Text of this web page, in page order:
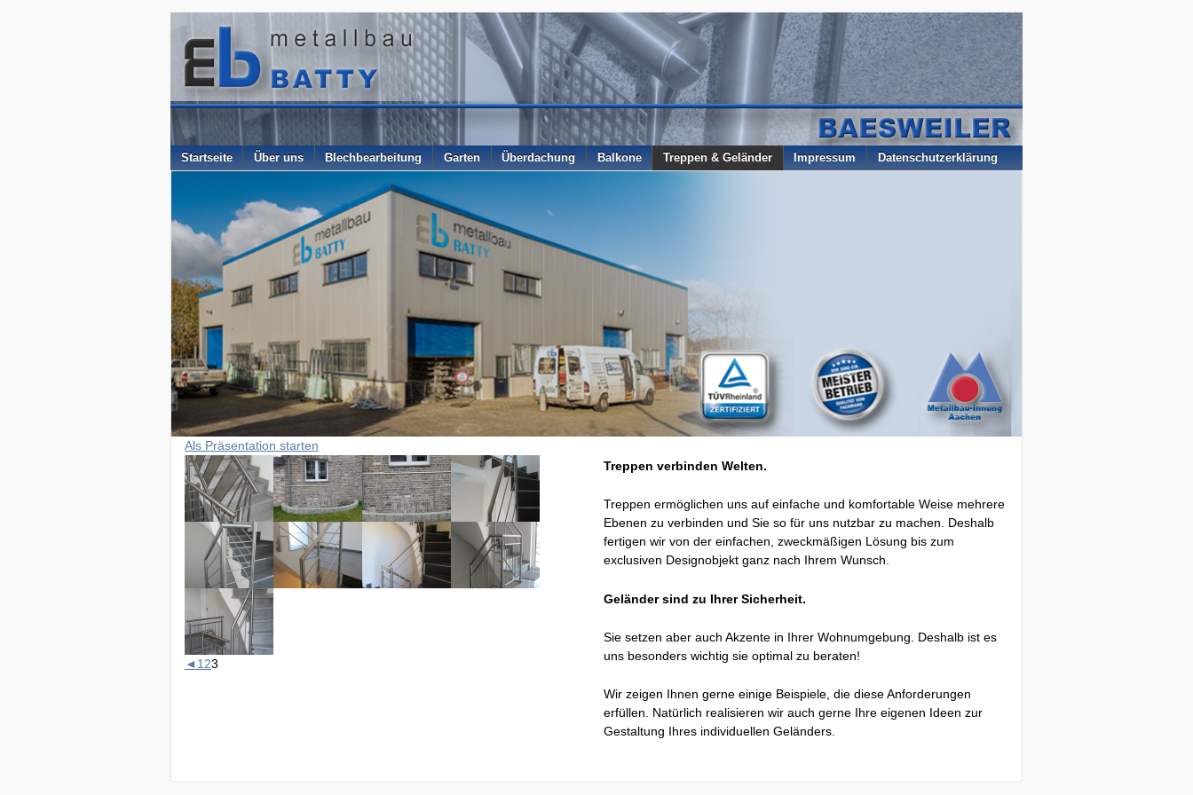
Startseite Über uns Blechbearbeitung Garten Überdachung Balkone Treppen & Geländer Impressum Datenschutzerklärung
Als Präsentation starten
◄ 123
Treppen verbinden Welten.
Treppen ermöglichen uns auf einfache und komfortable Weise mehrere
Ebenen zu verbinden und Sie so für uns nutzbar zu machen. Deshalb
fertigen wir von der einfachen, zweckmäßigen Lösung bis zum
exclusiven Designobjekt ganz nach Ihrem Wunsch.
Geländer sind zu Ihrer Sicherheit.
Sie setzen aber auch Akzente in Ihrer Wohnumgebung. Deshalb ist es
uns besonders wichtig sie optimal zu beraten!
Wir zeigen Ihnen gerne einige Beispiele, die diese Anforderungen
erfüllen. Natürlich realisieren wir auch gerne Ihre eigenen Ideen zur
Gestaltung Ihres individuellen Geländers.